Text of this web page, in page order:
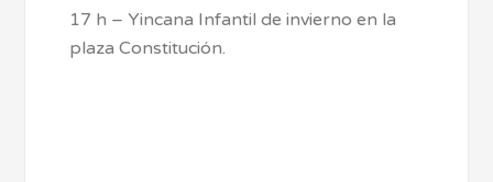
17 h – Yincana Infantil de invierno en la
plaza Constitución.